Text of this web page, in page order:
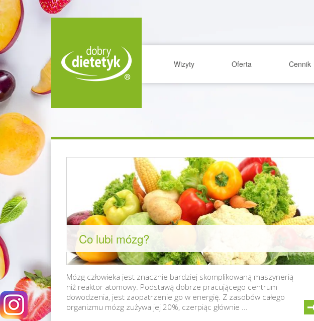
Wizyty Oferta Cennik
Co lubi mózg?
Mózg człowieka jest znacznie bardziej skomplikowaną maszynerią
niż reaktor atomowy. Podstawą dobrze pracującego centrum
dowodzenia, jest zaopatrzenie go w energię. Z zasobów całego
organizmu mózg zużywa jej 20%, czerpiąc głównie ...